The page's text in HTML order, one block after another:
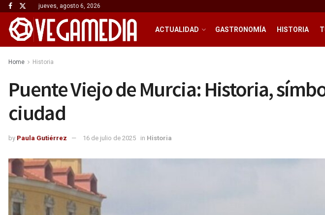
jueves, agosto 6, 2026
ACTUALIDAD GASTRONOMÍA HISTORIA
Home Historia
Puente Viejo de Murcia: Historia,
ciudad
by Paula Gutiérrez 16 de julio de 2025 in Historia